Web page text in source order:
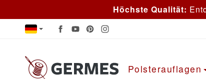
Höchste Qualität:
Polsterauflagen